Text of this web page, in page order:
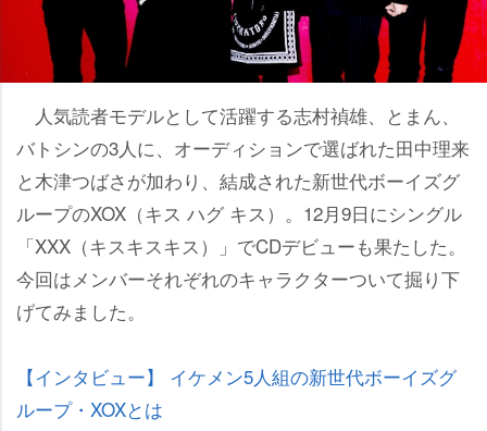
人気読者モデルとして活躍する志村禎雄、とまん、
バトシンの3人に、オーディションで選ばれた田中理来
と木津つばさが加わり、結成された新世代ボーイズグ
ループのXOX（キス ハグ キス）。12月9日にシングル
「XXX（キスキスキス）」でCDデビューも果たした。
今回はメンバーそれぞれのキャラクターついて掘り下
げてみました。
【インタビュー】 イケメン5人組の新世代ボーイズグ
ループ・XOXとは